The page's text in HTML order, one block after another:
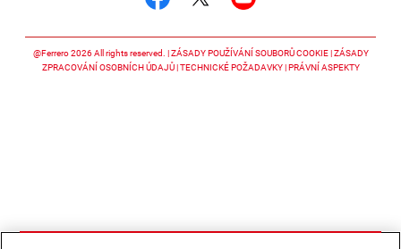
@Ferrero 2026 All rights reserved. ZÁSADY POUŽÍVÁNÍ SOUBORŮ COOKIE ZÁSADY
ZPRACOVÁNÍ OSOBNÍCH ÚDAJŮ TECHNICKÉ POŽADAVKY PRÁVNÍ ASPEKTY